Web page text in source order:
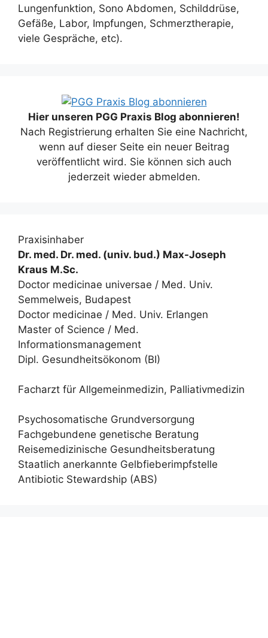
Lungenfunktion, Sono Abdomen, Schilddrüse,
Gefäße, Labor, Impfungen, Schmerztherapie,
viele Gespräche, etc).
Hier unseren PGG Praxis Blog abonnieren!
Nach Registrierung erhalten Sie eine Nachricht,
wenn auf dieser Seite ein neuer Beitrag
veröffentlicht wird. Sie können sich auch
jederzeit wieder abmelden.
Praxisinhaber
Dr. med. Dr. med. (univ. bud.) Max-Joseph
Kraus M.Sc.
Doctor medicinae universae / Med. Univ.
Semmelweis, Budapest
Doctor medicinae / Med. Univ. Erlangen
Master of Science / Med.
Informationsmanagement
Dipl. Gesundheitsökonom (BI)
Facharzt für Allgemeinmedizin, Palliativmedizin
Psychosomatische Grundversorgung
Fachgebundene genetische Beratung
Reisemedizinische Gesundheitsberatung
Staatlich anerkannte Gelbfieberimpfstelle
Antibiotic Stewardship (ABS)